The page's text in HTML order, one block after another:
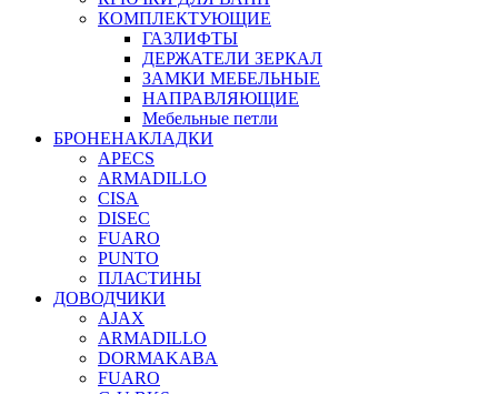
КОМПЛЕКТУЮЩИЕ
ГАЗЛИФТЫ
ДЕРЖАТЕЛИ ЗЕРКАЛ
ЗАМКИ МЕБЕЛЬНЫЕ
НАПРАВЛЯЮЩИЕ
Мебельные петли
БРОНЕНАКЛАДКИ
APECS
ARMADILLO
CISA
DISEC
FUARO
PUNTO
ПЛАСТИНЫ
ДОВОДЧИКИ
AJAX
ARMADILLO
DORMAKABA
FUARO